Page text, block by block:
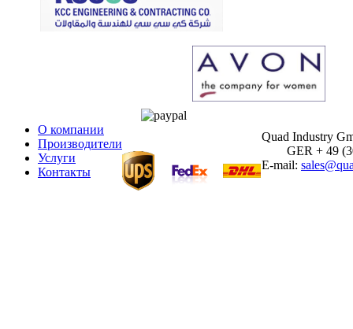
О компании
Производители
Услуги
Контакты
Quad Industry
GER + 49
E-mail: